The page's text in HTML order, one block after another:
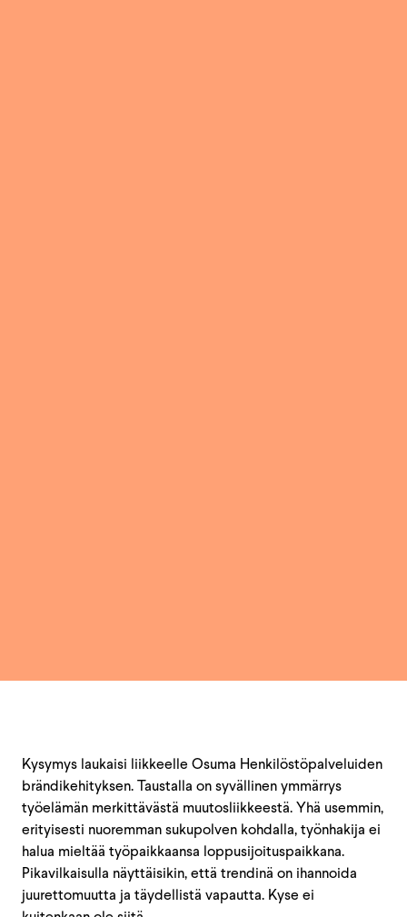
Kysymys laukaisi liikkeelle Osuma Henkilöstöpalveluiden
brändikehityksen. Taustalla on syvällinen ymmärrys
työelämän merkittävästä muutosliikkeestä. Yhä usemmin,
erityisesti nuoremman sukupolven kohdalla, työnhakija ei
halua mieltää työpaikkaansa loppusijoituspaikkana.
Pikavilkaisulla näyttäisikin, että trendinä on ihannoida
juurettomuutta ja täydellistä vapautta. Kyse ei